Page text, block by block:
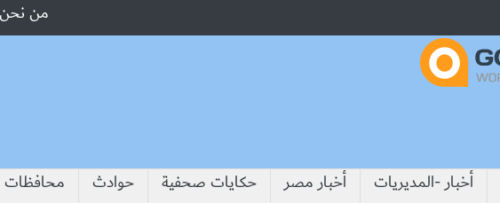
من نحن
أخبار -المديريات أخبار مصر حكايات صحفية حوادث محافظات